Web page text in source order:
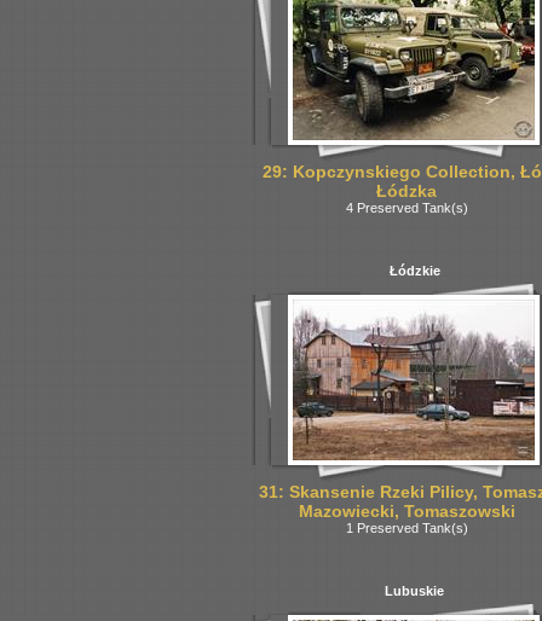
29: Kopczynskiego Collection,
Łódzka
4 Preserved Tank(s)
Łódzkie
31: Skansenie Rzeki Pilicy,
Mazowiecki, Tomaszowski
1 Preserved Tank(s)
Lubuskie